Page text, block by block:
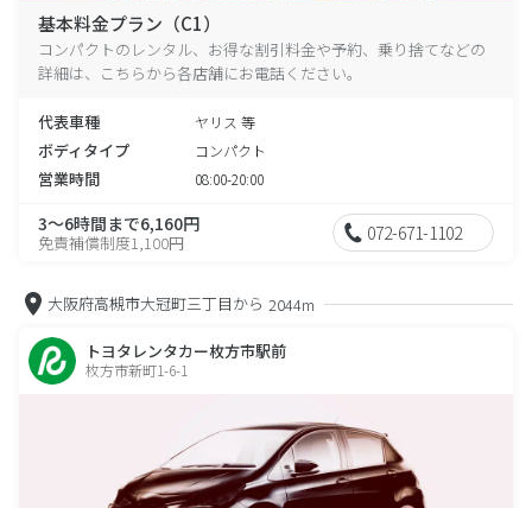
基本料金プラン（C1）
コンパクトのレンタル、お得な割引料金や予約、乗り捨てなどの
詳細は、こちらから各店舗にお電話ください。
代表車種 ヤリス 等
ボディタイプ コンパクト
営業時間 08:00-20:00
3～6時間まで6,160円
免責補償制度1,100円 072-671-1102
大阪府高槻市大冠町三丁目から 2044m
トヨタレンタカー枚方市駅前
枚方市新町1-6-1